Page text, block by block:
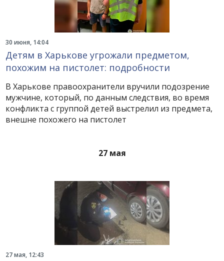
30 июня, 14:04
Детям в Харькове угрожали предметом,
похожим на пистолет: подробности
В Харькове правоохранители вручили подозрение
мужчине, который, по данным следствия, во время
конфликта с группой детей выстрелил из предмета,
внешне похожего на пистолет
27 мая
27 мая, 12:43